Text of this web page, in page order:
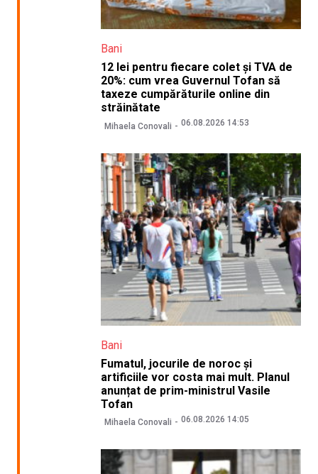
Bani
12 lei pentru fiecare colet și TVA de
20%: cum vrea Guvernul Tofan să
taxeze cumpărăturile online din
străinătate
Mihaela Conovali 06.08.2026 14:53
Bani
Fumatul, jocurile de noroc și
artificiile vor costa mai mult. Planul
anunțat de prim-ministrul Vasile
Tofan
Mihaela Conovali 06.08.2026 14:05